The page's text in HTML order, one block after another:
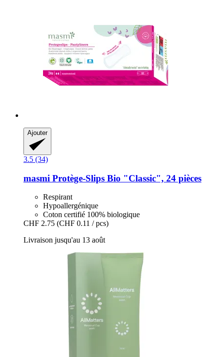
Ajouter
3.5 (34)
masmi Protège-​Slips Bio "Classic", 24 pièces
Respirant
Hypoallergénique
Coton certifié 100% biologique
CHF 2.75 (CHF 0.11 / pcs)
Livraison jusqu'au 13 août